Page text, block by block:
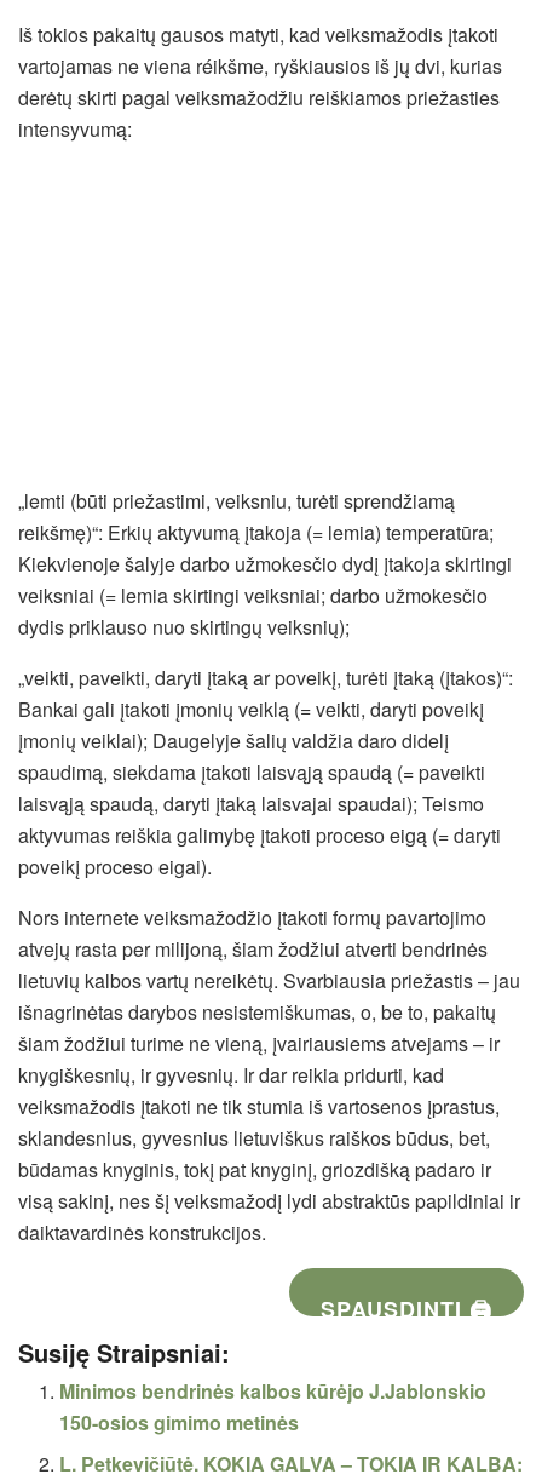
Iš tokios pakaitų gausos matyti, kad veiksmažodis įtakoti
vartojamas ne viena réikšme, ryškiausios iš jų dvi, kurias
derėtų skirti pagal veiksmažodžiu reiškiamos priežasties
intensyvumą:
„lemti (būti priežastimi, veiksniu, turėti sprendžiamą
reikšmę)“: Erkių aktyvumą įtakoja (= lemia) temperatūra;
Kiekvienoje šalyje darbo užmokesčio dydį įtakoja skirtingi
veiksniai (= lemia skirtingi veiksniai; darbo užmokesčio
dydis priklauso nuo skirtingų veiksnių);
„veikti, paveikti, daryti įtaką ar poveikį, turėti įtaką (įtakos)“:
Bankai gali įtakoti įmonių veiklą (= veikti, daryti poveikį
įmonių veiklai); Daugelyje šalių valdžia daro didelį
spaudimą, siekdama įtakoti laisvąją spaudą (= paveikti
laisvąją spaudą, daryti įtaką laisvajai spaudai); Teismo
aktyvumas reiškia galimybę įtakoti proceso eigą (= daryti
poveikį proceso eigai).
Nors internete veiksmažodžio įtakoti formų pavartojimo
atvejų rasta per milijoną, šiam žodžiui atverti bendrinės
lietuvių kalbos vartų nereikėtų. Svarbiausia priežastis – jau
išnagrinėtas darybos nesistemiškumas, o, be to, pakaitų
šiam žodžiui turime ne vieną, įvairiausiems atvejams – ir
knygiškesnių, ir gyvesnių. Ir dar reikia pridurti, kad
veiksmažodis įtakoti ne tik stumia iš vartosenos įprastus,
sklandesnius, gyvesnius lietuviškus raiškos būdus, bet,
būdamas knyginis, tokį pat knyginį, griozdišką padaro ir
visą sakinį, nes šį veiksmažodį lydi abstraktūs papildiniai ir
daiktavardinės konstrukcijos.
SPAUSDINTI 🖨
Susiję Straipsniai:
Minimos bendrinės kalbos kūrėjo J.Jablonskio
150-osios gimimo metinės
L. Petkevičiūtė. KOKIA GALVA – TOKIA IR KALBA: